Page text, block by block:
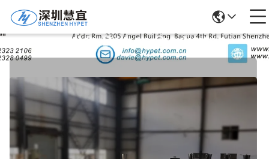
Detalles De Los Productos